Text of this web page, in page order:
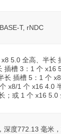
T, rNDC
5.0 全高、半长
插槽 3：1 个 x16
长 插槽 5：1 个
x8/1 个 x16 4.0
；或 1 个 x16
深度772.13 毫米